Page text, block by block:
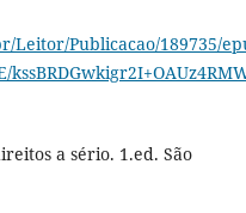
Publicacao/189735/
a sério. 1.ed. São